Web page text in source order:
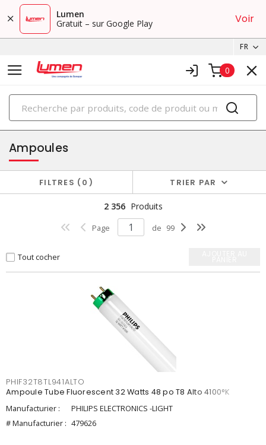
Lumen
Gratuit – sur Google Play
Voir
FR
0
PRODUITS
éclairage
Ampoules
FILTRES 0 TRIER PAR
2 356 Produits
Page de 99
Tout cocher
PHIF32T8TL941ALTO
Ampoule Tube Fluorescent 32 Watts 48 po T8 Alto 4100°K
Manufacturier :
PHILIPS ELECTRONICS -LIGHT
# Manufacturier : 479626